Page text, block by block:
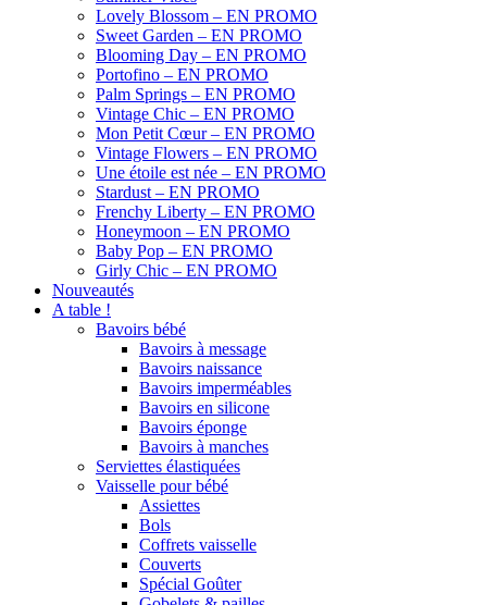
Lovely Blossom – EN PROMO
Sweet Garden – EN PROMO
Blooming Day – EN PROMO
Portofino – EN PROMO
Palm Springs – EN PROMO
Vintage Chic – EN PROMO
Mon Petit Cœur – EN PROMO
Vintage Flowers – EN PROMO
Une étoile est née – EN PROMO
Stardust – EN PROMO
Frenchy Liberty – EN PROMO
Honeymoon – EN PROMO
Baby Pop – EN PROMO
Girly Chic – EN PROMO
Nouveautés
A table !
Bavoirs bébé
Bavoirs à message
Bavoirs naissance
Bavoirs imperméables
Bavoirs en silicone
Bavoirs éponge
Bavoirs à manches
Serviettes élastiquées
Vaisselle pour bébé
Assiettes
Bols
Coffrets vaisselle
Couverts
Spécial Goûter